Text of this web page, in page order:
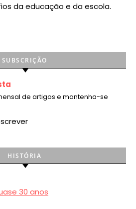
da educação e da escola.
SUBSCRIÇÃO
de artigos e mantenha-se
HISTÓRIA
30 anos